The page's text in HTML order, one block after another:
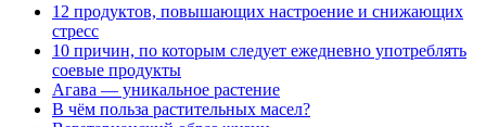
12 продуктов, повышающих настроение и снижающих
стресс
10 причин, по которым следует ежедневно употреблять
соевые продукты
Агава — уникальное растение
В чём польза растительных масел?